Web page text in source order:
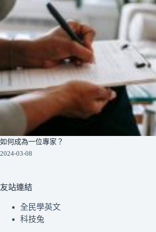
如何成為一位專家？
2024-03-08
友站連結
全民學英文
科技兔